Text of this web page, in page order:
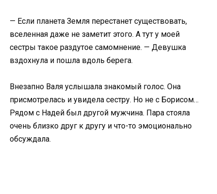
​— Если планета Земля перестанет существовать,
вселенная даже не заметит этого. А тут у моей
сестры такое раздутое самомнение. — Девушка
вздохнула и пошла вдоль берега.​
​Внезапно Валя услышала знакомый голос. Она
присмотрелась и увидела сестру. Но не с Борисом…
Рядом с Надей был другой мужчина. Пара стояла
очень близко друг к другу и что-то эмоционально
обсуждала.​